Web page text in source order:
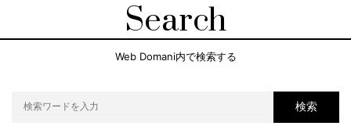
Search
Web Domani内で検索する
検索